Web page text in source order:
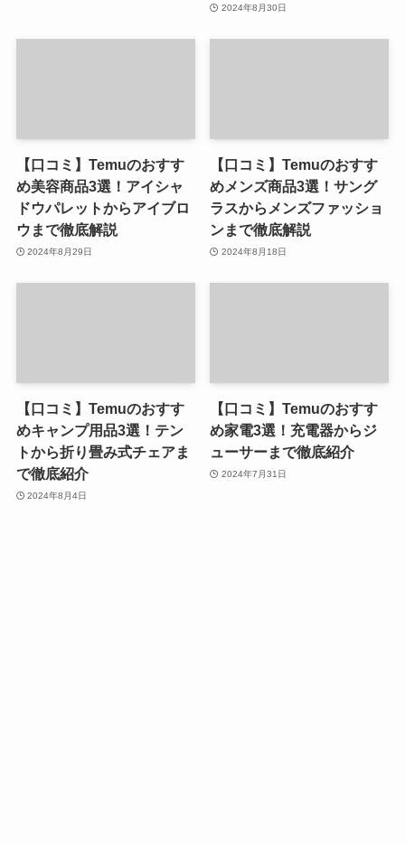
2024年8月30日
【口コミ】Temuのおすす
め美容商品3選！アイシャ
ドウパレットからアイブロ
ウまで徹底解説
2024年8月29日
【口コミ】Temuのおすす
めメンズ商品3選！サング
ラスからメンズファッショ
ンまで徹底解説
2024年8月18日
【口コミ】Temuのおすす
めキャンプ用品3選！テン
トから折り畳み式チェアま
で徹底紹介
2024年8月4日
【口コミ】Temuのおすす
め家電3選！充電器からジ
ューサーまで徹底紹介
2024年7月31日